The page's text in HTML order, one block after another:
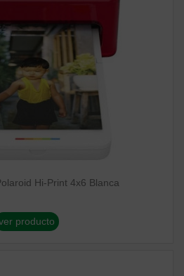
Hi-Print 4x6 Blanca
producto